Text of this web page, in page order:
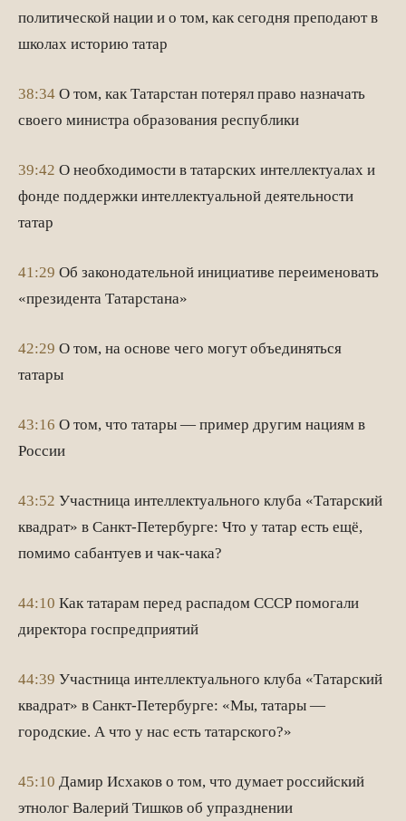
политической нации и о том, как сегодня преподают в
школах историю татар
38:34 О том, как Татарстан потерял право назначать
своего министра образования республики
39:42 О необходимости в татарских интеллектуалах и
фонде поддержки интеллектуальной деятельности
татар
41:29 Об законодательной инициативе переименовать
«президента Татарстана»
42:29 О том, на основе чего могут объединяться
татары
43:16 О том, что татары — пример другим нациям в
России
43:52 Участница интеллектуального клуба «Татарский
квадрат» в Санкт-Петербурге: Что у татар есть ещё,
помимо сабантуев и чак-чака?
44:10 Как татарам перед распадом СССР помогали
директора госпредприятий
44:39 Участница интеллектуального клуба «Татарский
квадрат» в Санкт-Петербурге: «Мы, татары —
городские. А что у нас есть татарского?»
45:10 Дамир Исхаков о том, что думает российский
этнолог Валерий Тишков об упразднении